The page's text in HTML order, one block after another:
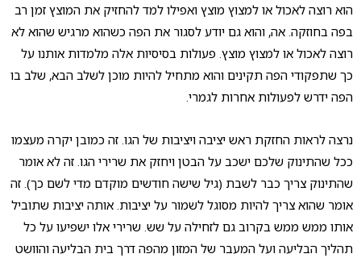
הוא רוצה לאכול או למצוץ מוצץ ואפילו למד להחזיק את המוצץ זמן רב
בפה בחוזקה. אה, והוא גם יודע לסגור את הפה כשהוא מרגיש שהוא לא
רוצה לאכול או למצוץ מוצץ. פעולות בסיסיות אלה מלמדות אותנו על
כך שתפקודי הפה תקינים והוא מתחיל להיות מוכן לשלב הבא, שלב בו
הפה ידרש לפעולות אחרות לגמרי.
נרצה לראות החזקת ראש יציבה ויציבות של הגו. זה כמובן יקרה מעצמו
ככל שהתינוק שלכם ישכב על הבטן ויחזק את שרירי הגו. זה לא אומר
שהתינוק צריך כבר לשבת (גיל שישה חודשים מוקדם מדי לשם כך). זה
אומר שהוא צריך להיות מסוגל לשמור על יציבות. אותה יציבות שתוביל
אותו ממש ממש בקרוב גם לזחילה על שש. שרירי אלו ישפיעו על כל
תהליך הבליעה ועל המעבר של המזון מהפה דרך בית הבליעה והוושט